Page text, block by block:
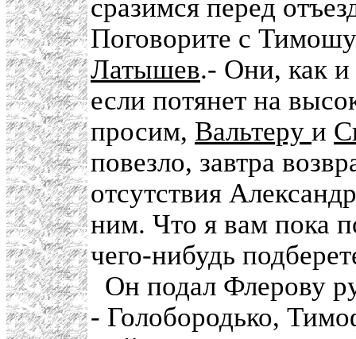
сразимся перед
Поговорите с
Латышев.- Они, как
если потянет на
просим, Вальтеру и
повезло, завтра
отсутствия
ним. Что я вам пока
чего-нибудь
Он подал Флерову
- Голобородько,